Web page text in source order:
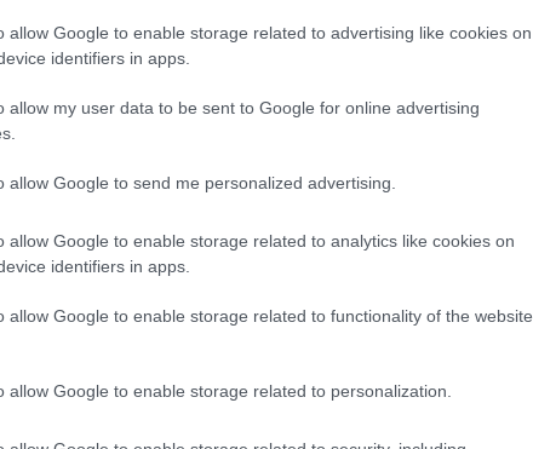
allow Google to enable storage related to advertising like cookies on
identifiers in apps.
allow my user data to be sent to Google for online advertising
allow Google to send me personalized advertising.
allow Google to enable storage related to analytics like cookies on
identifiers in apps.
allow Google to enable storage related to functionality of the website
allow Google to enable storage related to personalization.
esetleges egészségügyi
származási kikötésünk, a kor sem
problémával nem szerettünk volna
ki, hogy kétéves gyermek
találkozásig nem vettek észre, sőt
utánajárni ennek a
de még így is a beadástól számítva
költöztünk ki Norvégiába, azóta is itt